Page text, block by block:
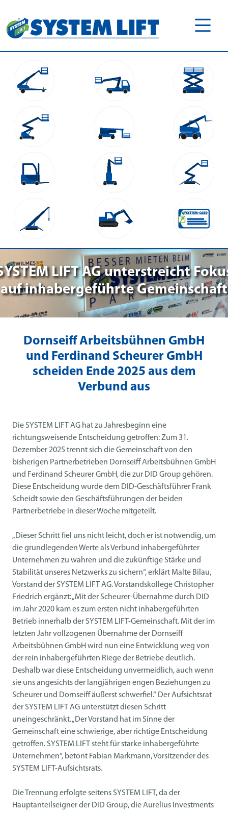
LIFT AG unterstreicht
auf inhabergeführte Gemeinschaft
Dornseiff Arbeitsbühnen GmbH
und Ferdinand Scheurer GmbH
scheiden Ende 2025 aus dem
Verbund aus
Die SYSTEM LIFT AG hat zu Jahresbeginn eine
richtungsweisende Entscheidung getroffen: Zum 31.
Dezember 2025 trennt sich die Gemeinschaft von den
bisherigen Partnerbetrieben Dornseiff Arbeitsbühnen GmbH
und Ferdinand Scheurer GmbH, die zur DID Group gehören.
Diese Entscheidung wurde dem DID-Geschäftsführer Frank
Scheidt sowie den Geschäftsführungen der beiden
Partnerbetriebe in dieser Woche mitgeteilt.
„Dieser Schritt fiel uns nicht leicht, doch er ist notwendig, um
die grundlegenden Werte als Verbund inhabergeführter
Unternehmen zu wahren und die zukünftige Stärke und
Stabilität unseres Netzwerks zu sichern“, erklärt Malte Bilau,
Vorstand der SYSTEM LIFT AG. Vorstandskollege Christopher
Friedrich ergänzt: „Mit der Scheurer-Übernahme durch DID
im Jahr 2020 kam es zum ersten nicht inhabergeführten
Betrieb innerhalb der SYSTEM LIFT-Gemeinschaft. Mit der im
letzten Jahr vollzogenen Übernahme der Dornseiff
Arbeitsbühnen GmbH wird nun eine Entwicklung weg von
der rein inhabergeführten Riege der Betriebe deutlich.
Deshalb war diese Entscheidung unvermeidlich, auch wenn
sie uns angesichts der langjährigen engen Beziehungen zu
Scheurer und Dornseiff äußerst schwerfiel.“ Der Aufsichtsrat
der SYSTEM LIFT AG unterstützt diesen Schritt
uneingeschränkt. „Der Vorstand hat im Sinne der
Gemeinschaft eine schwierige, aber richtige Entscheidung
getroffen. SYSTEM LIFT steht für starke inhabergeführte
Unternehmen“, betont Fabian Markmann, Vorsitzender des
SYSTEM LIFT-Aufsichtsrats.
Die Trennung erfolgte seitens SYSTEM LIFT, da der
Hauptanteilseigner der DID Group, die Aurelius Investments